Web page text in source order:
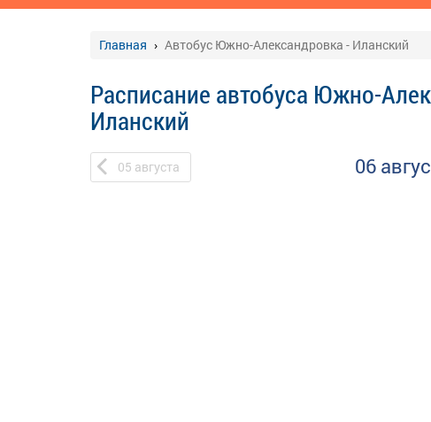
Главная Автобус Южно-Александровка - Иланский
Расписание автобуса Южно-
Иланский
05 августа 06